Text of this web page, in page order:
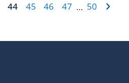
44 45 46 47 … 50